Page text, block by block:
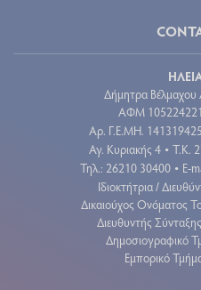
Δήμητρα Βέλμαχου
ΑΦΜ 105224221
Aρ. Γ.Ε.ΜΗ.
Αγ. Κυριακής 4 • Τ.Κ.
Τηλ.: 26210 30400 • E-
Ιδιοκτήτρια /
Δικαιούχος Ονόματος
Διευθυντής
Δημοσιογραφικό
Εμπορικό